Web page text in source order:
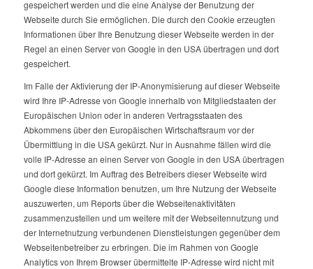
gespeichert werden und die eine Analyse der Benutzung der
Webseite durch Sie ermöglichen. Die durch den Cookie erzeugten
Informationen über Ihre Benutzung dieser Webseite werden in der
Regel an einen Server von Google in den USA übertragen und dort
gespeichert.
Im Falle der Aktivierung der IP-Anonymisierung auf dieser Webseite
wird Ihre IP-Adresse von Google innerhalb von Mitgliedstaaten der
Europäischen Union oder in anderen Vertragsstaaten des
Abkommens über den Europäischen Wirtschaftsraum vor der
Übermittlung in die USA gekürzt. Nur in Ausnahme fällen wird die
volle IP-Adresse an einen Server von Google in den USA übertragen
und dort gekürzt. Im Auftrag des Betreibers dieser Webseite wird
Google diese Information benutzen, um Ihre Nutzung der Webseite
auszuwerten, um Reports über die Webseitenaktivitäten
zusammenzustellen und um weitere mit der Webseitennutzung und
der Internetnutzung verbundenen Dienstleistungen gegenüber dem
Webseitenbetreiber zu erbringen. Die im Rahmen von Google
Analytics von Ihrem Browser übermittelte IP-Adresse wird nicht mit